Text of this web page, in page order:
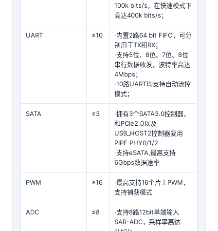
100k bits/s，在快速模式下
高达400k bits/s；
UART ≤10
·内置2路64 bit FIFO，可分
别用于TX和RX；
·支持5位、6位、7位、8位
串行数据收发，波特率高达
4Mbps；
·10路UART均支持自动流控
模式；
SATA ≤3
·拥有3个SATA3.0控制器，
和PCIe2.0以及
USB_HOST2控制器复用
PIPE PHY0/1/2
·支持eSATA,最高支持
6Gbps数据速率
PWM ≤16
·最高支持16个片上PWM，
支持捕获模式
ADC ≤8
·支持8路12bit单端输入
SAR-ADC，采样率高达